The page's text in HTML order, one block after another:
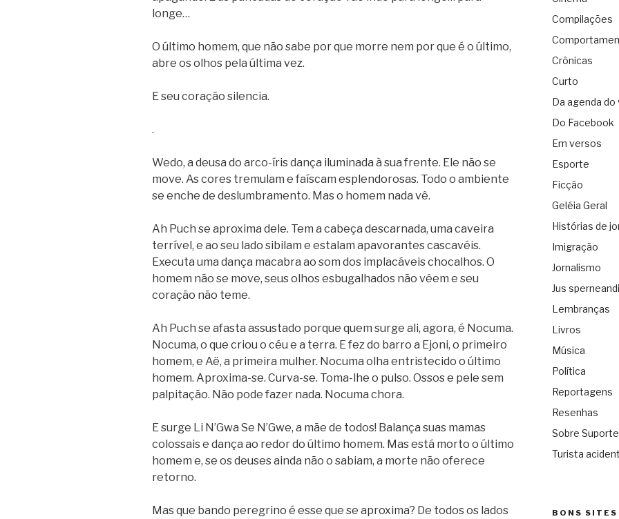
longe…
O último homem, que não sabe por que morre nem por que é o último,
abre os olhos pela última vez.
E seu coração silencia.
.
Wedo, a deusa do arco-íris dança iluminada à sua frente. Ele não se
move. As cores tremulam e faíscam esplendorosas. Todo o ambiente
se enche de deslumbramento. Mas o homem nada vê.
Ah Puch se aproxima dele. Tem a cabeça descarnada, uma caveira
terrível, e ao seu lado sibilam e estalam apavorantes cascavéis.
Executa uma dança macabra ao som dos implacáveis chocalhos. O
homem não se move, seus olhos esbugalhados não vêem e seu
coração não teme.
Ah Puch se afasta assustado porque quem surge ali, agora, é Nocuma.
Nocuma, o que criou o céu e a terra. E fez do barro a Ejoni, o primeiro
homem, e Aë, a primeira mulher. Nocuma olha entristecido o último
homem. Aproxima-se. Curva-se. Toma-lhe o pulso. Ossos e pele sem
palpitação. Não pode fazer nada. Nocuma chora.
E surge Li N’Gwa Se N’Gwe, a mãe de todos! Balança suas mamas
colossais e dança ao redor do último homem. Mas está morto o último
homem e, se os deuses ainda não o sabiam, a morte não oferece
retorno.
Mas que bando peregrino é esse que se aproxima? De todos os lados
Compilações
Crônicas
Curto
Da agenda do
Do Facebook
Em versos
Esporte
Ficção
Geléia Geral
Histórias de
Imigração
Jornalismo
Jus sperneandi
Lembranças
Livros
Música
Política
Reportagens
Resenhas
Sobre
Turista
BONS SITES